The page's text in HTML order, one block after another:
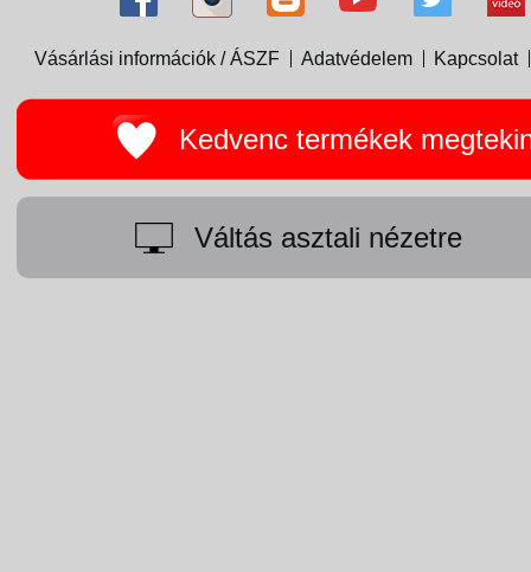
Vásárlási információk / ÁSZF Adatvédelem Kapcsolat
Kedvenc termékek
Váltás asztali nézetre